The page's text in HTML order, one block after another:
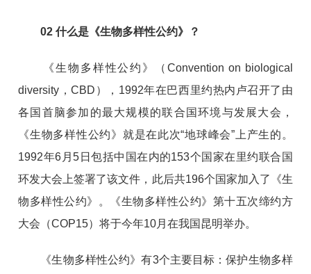
02 什么是《生物多样性公约》？
《生物多样性公约》（Convention on biological
diversity，CBD），1992年在巴西里约热内卢召开了由
各国首脑参加的最大规模的联合国环境与发展大会，
《生物多样性公约》就是在此次“地球峰会”上产生的。
1992年6月5日包括中国在内的153个国家在里约联合国
环发大会上签署了该文件，此后共196个国家加入了《生
物多样性公约》。《生物多样性公约》第十五次缔约方
大会（COP15）将于今年10月在我国昆明举办。
《生物多样性公约》有3个主要目标：保护生物多样